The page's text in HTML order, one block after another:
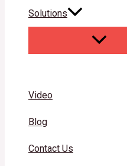
Solutions
Video
Blog
Contact Us